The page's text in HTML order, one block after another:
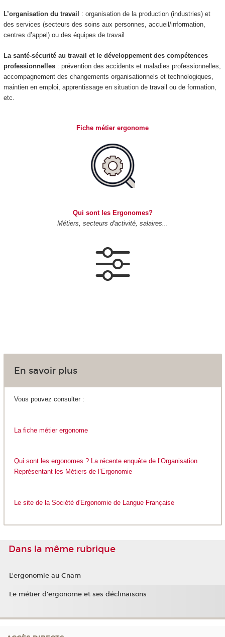
L’organisation du travail
: organisation de la production (industries) et
des services (secteurs des soins aux personnes, accueil/information,
centres d’appel) ou des équipes de travail
La santé-sécurité au travail et le développement des compétences
professionnelles: prévention des accidents et maladies professionnelles,
accompagnement des changements organisationnels et technologiques,
maintien en emploi, apprentissage en situation de travail ou de formation,
etc.
Fiche métier ergonome
Qui sont les Ergonomes?
Métiers, secteurs d'activité, salaires...
En savoir plus
Vous pouvez consulter :
La fiche métier ergonome
Qui sont les ergonomes ? La récente enquête de l’Organisation
Représentant les Métiers de l’Ergonomie
Le site de la Société d'Ergonomie de Langue Française
Dans la même rubrique
L'ergonomie au Cnam
Le métier d'ergonome et ses déclinaisons